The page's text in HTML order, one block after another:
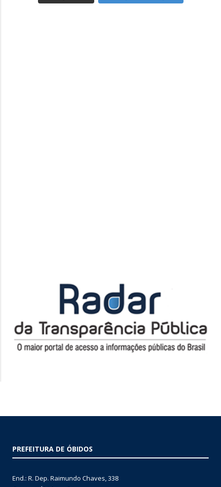
PREFEITURA DE ÓBIDOS
End.: R. Dep. Raimundo Chaves, 338